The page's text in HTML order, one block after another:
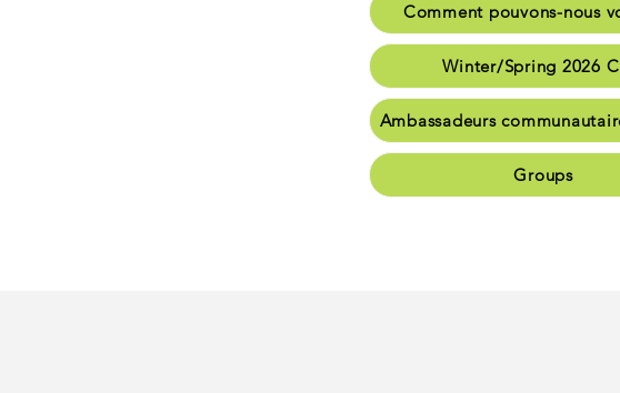
Comment pouvons-
Winter/Spring
Ambassadeurs
Communauté et
Comment pouvons-nous
Winter/Spring 2026
Ambassadeurs
Groups